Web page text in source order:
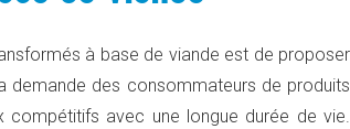
à base de viande est de proposer
demande des consommateurs de produits
compétitifs avec une longue durée de vie.